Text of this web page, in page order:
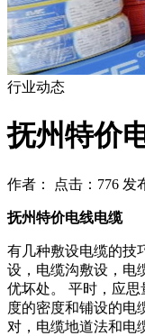
行业动态
抚州特价
作者： 点击：776 发
抚州特价电线电缆
有几种敷设电缆的技
设，电缆沟敷设，电
优坏处。 平时，应
度的密度和铺设的电
对，电缆地道法和电